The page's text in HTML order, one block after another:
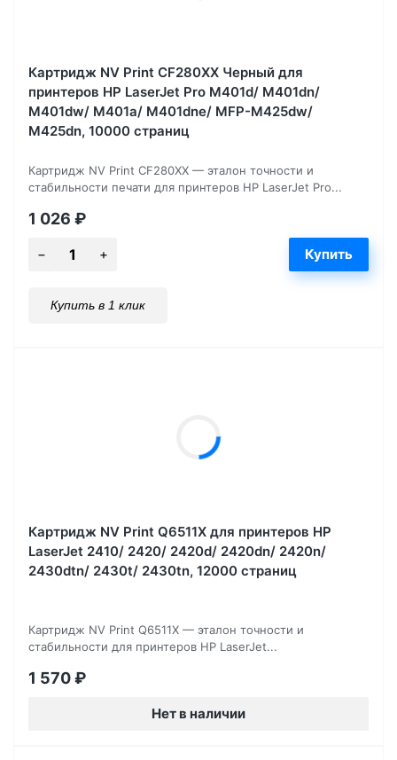
Картридж NV Print CF280XX Черный для
принтеров HP LaserJet Pro M401d/ M401dn/
M401dw/ M401a/ M401dne/ MFP-M425dw/
M425dn, 10000 страниц
Картридж NV Print CF280XX — эталон точности и
стабильности печати для принтеров HP LaserJet Pro...
1 026 ₽
Купить в 1 клик
Картридж NV Print Q6511X для принтеров HP
LaserJet 2410/ 2420/ 2420d/ 2420dn/ 2420n/
2430dtn/ 2430t/ 2430tn, 12000 страниц
Картридж NV Print Q6511X — эталон точности и
стабильности для принтеров HP LaserJet...
1 570₽
Нет в наличии